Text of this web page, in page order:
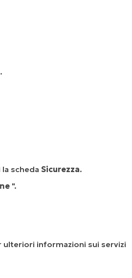
la scheda Sicurezza.
".
ulteriori informazioni sui servizi